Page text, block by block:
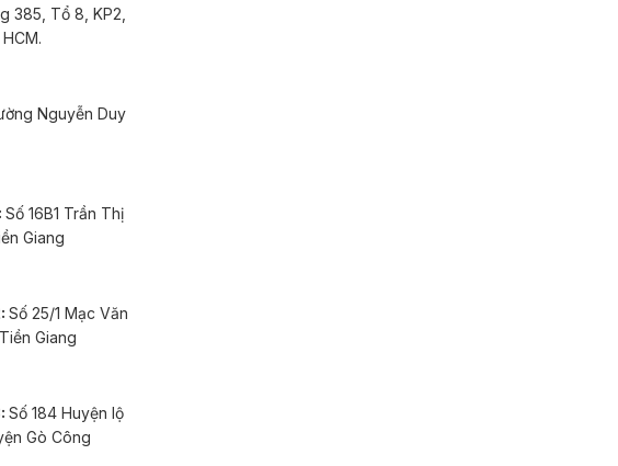
385, Tổ 8, KP2,
Nguyễn Duy
Số 16B1 Trần Thị
Giang
Số 25/1 Mạc Văn
Giang
Số 184 Huyện lộ
Gò Công